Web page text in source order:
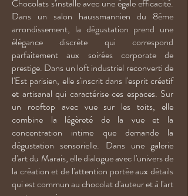
Chocolats s'installe avec une égale efficacité.
Dans un salon haussmannien du 8ème
arrondissement, la dégustation prend une
élégance discrète qui correspond
parfaitement aux soirées corporate de
prestige. Dans un loft industriel reconverti de
l'Est parisien, elle s'inscrit dans l'esprit créatif
et artisanal qui caractérise ces espaces. Sur
un rooftop avec vue sur les toits, elle
combine la légèreté de la vue et la
concentration intime que demande la
dégustation sensorielle. Dans une galerie
d'art du Marais, elle dialogue avec l'univers de
la création et de l'attention portée aux détails
qui est commun au chocolat d'auteur et à l'art